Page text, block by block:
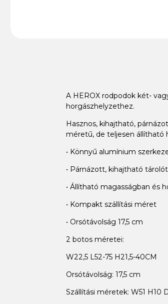
A HEROX rodpodok két-
horgászhelyzethez.
Hasznos, kihajtható,
méretű, de teljesen állítható
• Könnyű alumínium
• Párnázott, kihajtható
• Állítható magasságban és
• Kompakt szállítási méret
• Orsótávolság 17,5 cm
2 botos méretei:
W22,5 L52-75 H21,5-40CM
Orsótávolság: 17,5 cm
Szállítási méretek: W51 H10